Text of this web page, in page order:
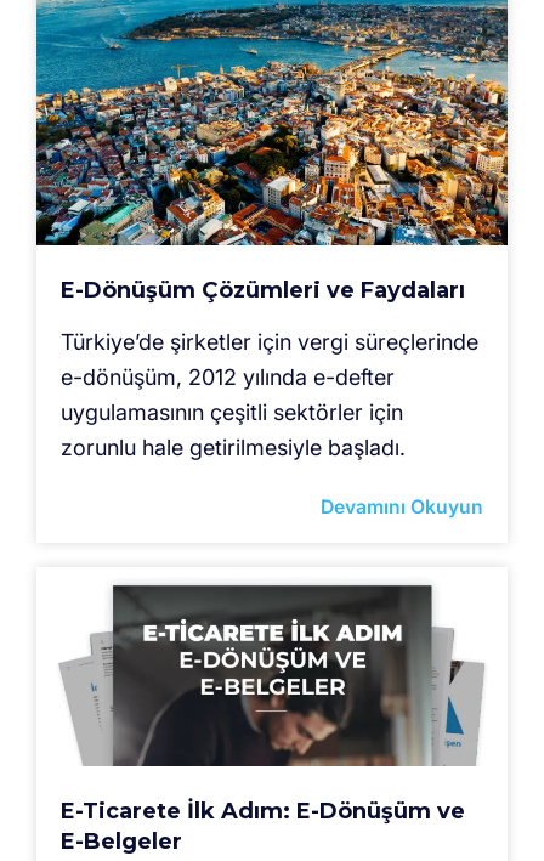
E-Dönüşüm Çözümleri ve Faydaları
Türkiye’de şirketler için vergi süreçlerinde
e-dönüşüm, 2012 yılında e-defter
uygulamasının çeşitli sektörler için
zorunlu hale getirilmesiyle başladı.
Devamını Okuyun
E-Ticarete İlk Adım: E-Dönüşüm ve
E-Belgeler